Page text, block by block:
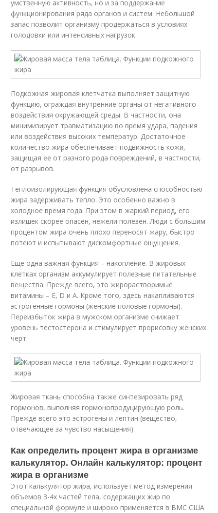
умственную активность, но и за поддержание
функционирования ряда органов и систем. Небольшой
запас позволит организму продержаться в условиях
голодовки или интенсивных нагрузок.
Подкожная жировая клетчатка выполняет защитную
функцию, ограждая внутренние органы от негативного
воздействия окружающей среды. В частности, она
минимизирует травматизацию во время удара, падения
или воздействия высоких температур. Достаточное
количество жира обеспечивает подвижность кожи,
защищая ее от разного рода повреждений, в частности,
от разрывов.
Теплоизолирующая функция обусловлена способностью
жира задерживать тепло. Это особенно важно в
холодное время года. При этом в жаркий период, его
излишек скорее опасен, нежели полезен. Люди с большим
процентом жира очень плохо переносят жару, быстро
потеют и испытывают дискомфортные ощущения.
Еще одна важная функция – накопление. В жировых
клетках организм аккумулирует полезные питательные
вещества. Прежде всего, это жирорастворимые
витамины – E, D и A. Кроме того, здесь накапливаются
эстрогенные гормоны (женские половые гормоны).
Переизбыток жира в мужском организме снижает
уровень тестостерона и стимулирует прорисовку женских
черт.
Жировая ткань способна также синтезировать ряд
гормонов, выполняя гормонопродуцирующую роль.
Прежде всего это эстрогены и лептин (вещество,
отвечающее за чувство насыщения).
Как определить процент жира в организме
калькулятор. Онлайн калькулятор: процент
жира в организме
Этот калькулятор жира, использует метод измерения
объемов 3-4х частей тела, содержащих жир по
специальной формуле и широко применяется в ВМС США